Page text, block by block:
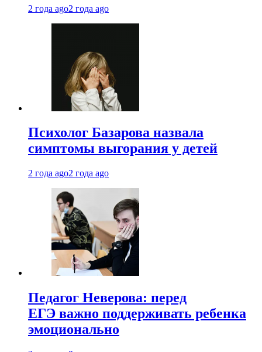
2 года ago2 года ago
Психолог Базарова назвала
симптомы выгорания у детей
2 года ago2 года ago
Педагог Неверова: перед
ЕГЭ важно поддерживать ребенка
эмоционально